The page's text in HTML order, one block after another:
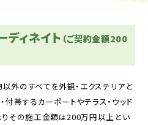
ディネイト （ご契約金額200
外のすべてを外観・エクステリアと
付帯するカーポートやテラス・ウッド
りその施工金額は200万円以上とい